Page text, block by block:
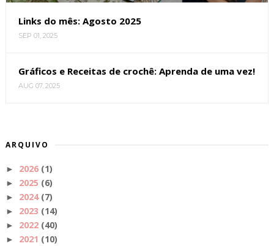
Links do mês: Agosto 2025
SEP 01, 2025
Gráficos e Receitas de crochê: Aprenda de uma vez!
AUG 07, 2025
ARQUIVO
► 2026 (1)
► 2025 (6)
► 2024 (7)
► 2023 (14)
► 2022 (40)
► 2021 (10)